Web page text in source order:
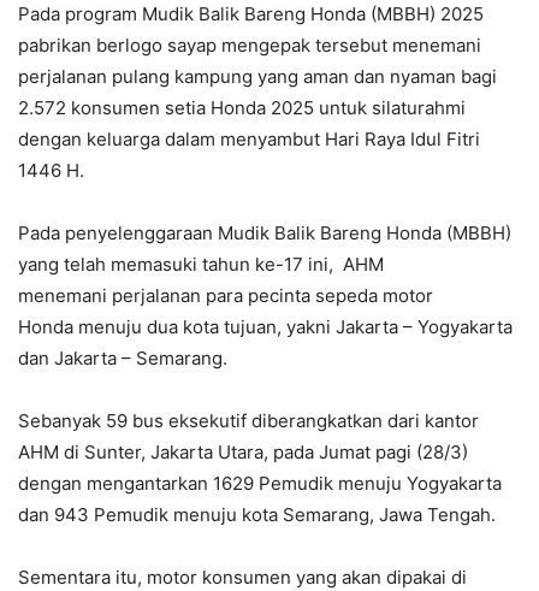
Pada program Mudik Balik Bareng Honda (MBBH) 2025
pabrikan berlogo sayap mengepak tersebut menemani
perjalanan pulang kampung yang aman dan nyaman bagi
2.572 konsumen setia Honda 2025 untuk silaturahmi
dengan keluarga dalam menyambut Hari Raya Idul Fitri
1446 H.
Pada penyelenggaraan Mudik Balik Bareng Honda (MBBH)
yang telah memasuki tahun ke-17 ini, AHM
menemani perjalanan para pecinta sepeda motor
Honda menuju dua kota tujuan, yakni Jakarta – Yogyakarta
dan Jakarta – Semarang.
Sebanyak 59 bus eksekutif diberangkatkan dari kantor
AHM di Sunter, Jakarta Utara, pada Jumat pagi (28/3)
dengan mengantarkan 1629 Pemudik menuju Yogyakarta
dan 943 Pemudik menuju kota Semarang, Jawa Tengah.
Sementara itu, motor konsumen yang akan dipakai di